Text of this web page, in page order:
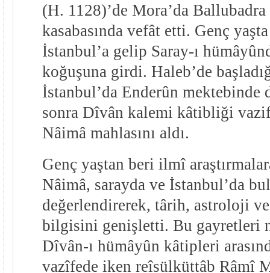
(H. 1128)’de Mora’da
kasabasında vefât etti. Genç
İstanbul’a gelip Saray-ı
koğuşuna girdi. Haleb’de
İstanbul’da Enderûn mektebinde
sonra Dîvân kalemi kâtibliği
Nâimâ mahlasını aldı.
Genç yaştan beri ilmî
Nâimâ, sarayda ve İstanbul’da
değerlendirerek, târih, astroloji
bilgisini genişletti. Bu gayretleri
Dîvân-ı hümâyûn kâtipleri
vazîfede iken reîsülküttâb Râmî